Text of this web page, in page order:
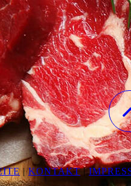
|KONTAKT|